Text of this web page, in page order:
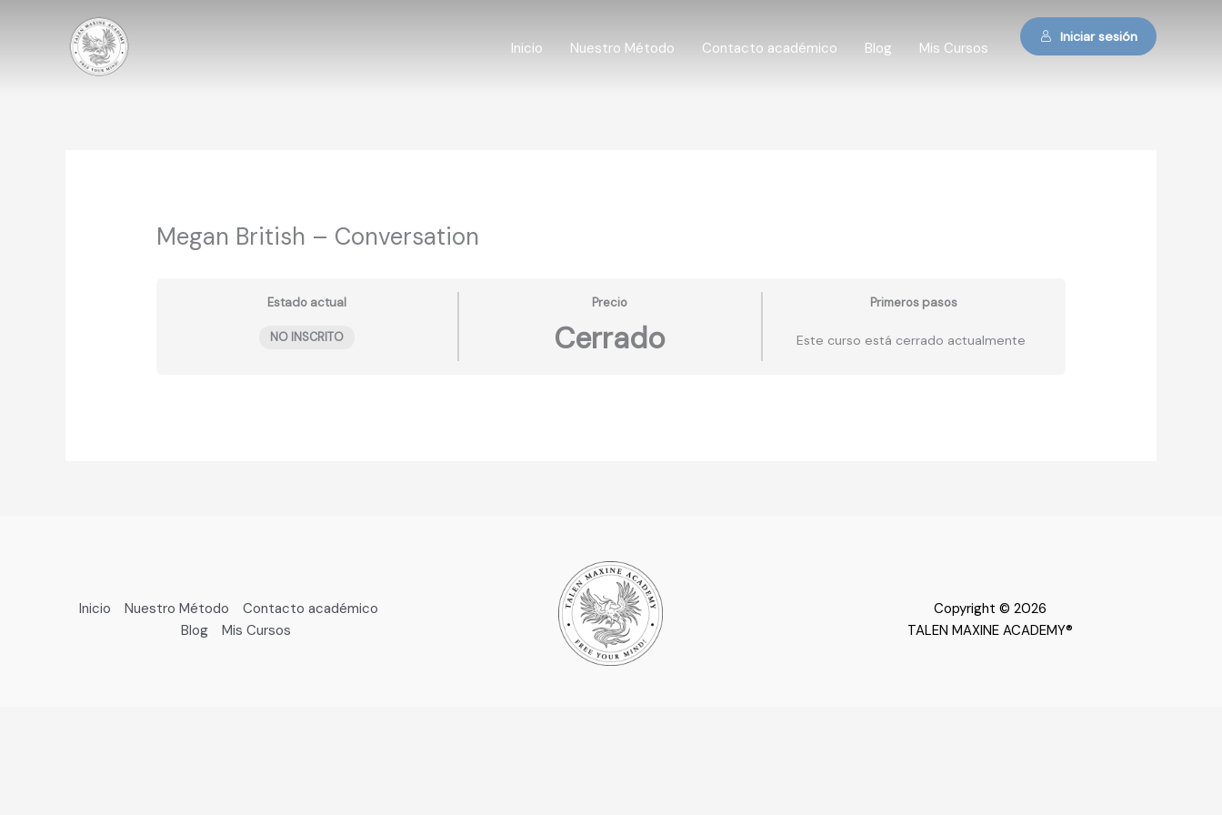
Inicio Nuestro Método Contacto académico Blog Mis Cursos
Iniciar sesión
Megan British – Conversation
Estado actual
NO INSCRITO
Precio
Cerrado
Primeros pasos
Este curso está cerrado actualmente
Inicio Nuestro Método
Contacto académico
Blog
Mis Cursos
Copyright © 2026
TALEN MAXINE ACADEMY®